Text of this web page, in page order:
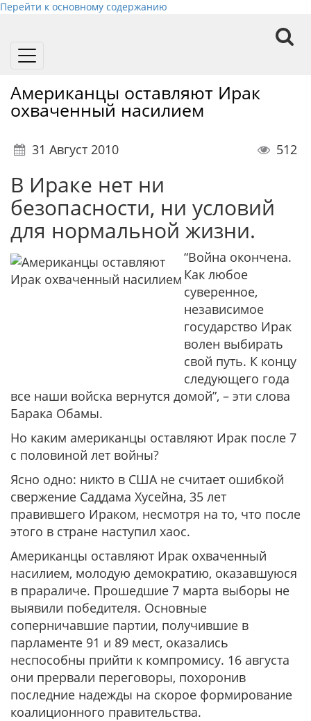
Перейти к основному содержанию
Toggle
Американцы оставляют Ирак
охваченный насилием
31 Август 2010 512
В Ираке нет ни
безопасности, ни условий
для нормальной жизни.
“Война окончена.
Как любое
суверенное,
независимое
государство Ирак
волен выбирать
свой путь. К концу
следующего года
все наши войска вернутся домой”, – эти слова
Барака Обамы.
Но каким американцы оставляют Ирак после 7
с половиной лет войны?
Ясно одно: никто в США не считает ошибкой
свержение Саддама Хусейна, 35 лет
правившего Ираком, несмотря на то, что после
этого в стране наступил хаос.
Американцы оставляют Ирак охваченный
насилием, молодую демократию, оказавшуюся
в прараличе. Прошедшие 7 марта выборы не
выявили победителя. Основные
соперничавшие партии, получившие в
парламенте 91 и 89 мест, оказались
неспособны прийти к компромису. 16 августа
они прервали переговоры, похоронив
последние надежды на скорое формирование
коалиционного правительства.